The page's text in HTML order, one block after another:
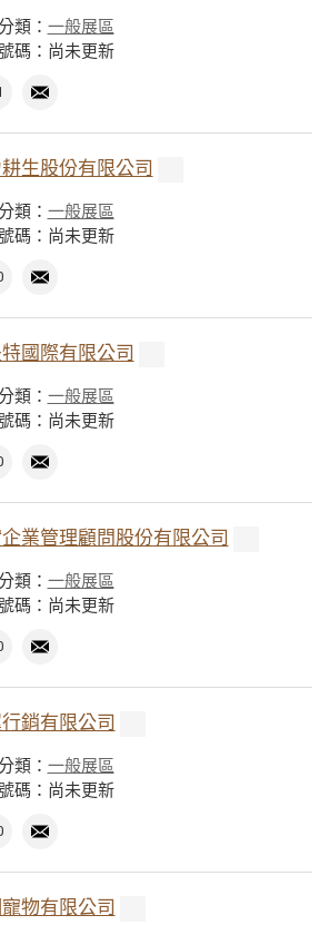
類： 一般展區
碼：尚未更新
生股份有限公司
類： 一般展區
碼：尚未更新
國際有限公司
類： 一般展區
碼：尚未更新
業管理顧問股份有限公司
類： 一般展區
碼：尚未更新
銷有限公司
類： 一般展區
碼：尚未更新
物有限公司